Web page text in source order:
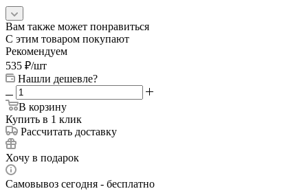
Вам также может понравиться
С этим товаром покупают
Рекомендуем
535 ₽/шт
Нашли дешевле?
В корзину
Купить в 1 клик
Рассчитать доставку
Хочу в подарок
Самовывоз сегодня - бесплатно